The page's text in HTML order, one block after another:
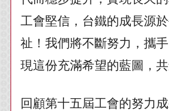
工會堅信，台鐵的成長源
祉！我們將不斷努力，攜
現這份充滿希望的藍圖，
回顧第十五屆工會的努力